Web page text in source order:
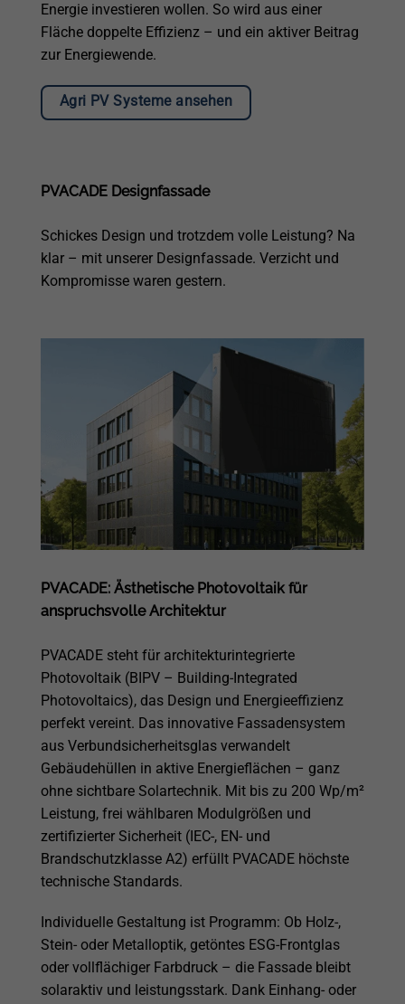
Energie investieren wollen. So wird aus einer
Fläche doppelte Effizienz – und ein aktiver Beitrag
zur Energiewende.
Agri PV Systeme ansehen
PVACADE Designfassade
Schickes Design und trotzdem volle Leistung? Na
klar – mit unserer Designfassade. Verzicht und
Kompromisse waren gestern.
PVACADE: Ästhetische Photovoltaik für
anspruchsvolle Architektur
PVACADE steht für architekturintegrierte
Photovoltaik (BIPV – Building-Integrated
Photovoltaics), das Design und Energieeffizienz
perfekt vereint. Das innovative Fassadensystem
aus Verbundsicherheitsglas verwandelt
Gebäudehüllen in aktive Energieflächen – ganz
ohne sichtbare Solartechnik. Mit bis zu 200 Wp/m²
Leistung, frei wählbaren Modulgrößen und
zertifizierter Sicherheit (IEC-, EN- und
Brandschutzklasse A2) erfüllt PVACADE höchste
technische Standards.
Individuelle Gestaltung ist Programm: Ob Holz-,
Stein- oder Metalloptik, getöntes ESG-Frontglas
oder vollflächiger Farbdruck – die Fassade bleibt
solaraktiv und leistungsstark. Dank Einhang- oder